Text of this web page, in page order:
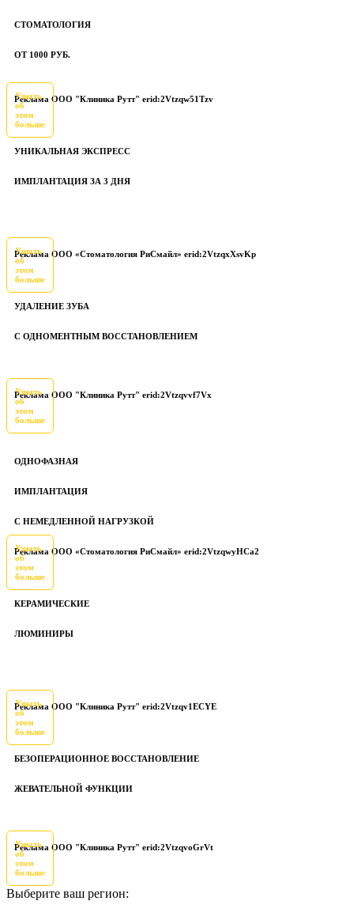
СТОМАТОЛОГИЯ
ОТ 1000 РУБ.
Реклама ООО "Клиника Рутт" erid:2Vtzqw51Tzv
Узнать
об
этом
больше
УНИКАЛЬНАЯ ЭКСПРЕСС
ИМПЛАНТАЦИЯ ЗА 3 ДНЯ
Реклама ООО «Стоматология РиСмайл» erid:2VtzqxXsvKp
Узнать
об
этом
больше
УДАЛЕНИЕ ЗУБА
С ОДНОМЕНТНЫМ ВОССТАНОВЛЕНИЕМ
Реклама ООО "Клиника Рутт" erid:2Vtzqvvf7Vx
Узнать
об
этом
больше
ОДНОФАЗНАЯ
ИМПЛАНТАЦИЯ
С НЕМЕДЛЕННОЙ НАГРУЗКОЙ
Реклама ООО «Стоматология РиСмайл» erid:2VtzqwyHCa2
Узнать
об
этом
больше
КЕРАМИЧЕСКИЕ
ЛЮМИНИРЫ
Реклама ООО "Клиника Рутт" erid:2Vtzqv1ECYE
Узнать
об
этом
больше
БЕЗОПЕРАЦИОННОЕ ВОССТАНОВЛЕНИЕ
ЖЕВАТЕЛЬНОЙ ФУНКЦИИ
Реклама ООО "Клиника Рутт" erid:2VtzqvoGrVt
Узнать
об
этом
больше
Выберите ваш регион: